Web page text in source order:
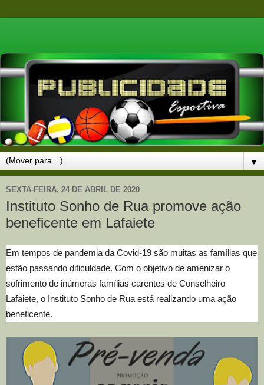
▼
SEXTA-FEIRA, 24 DE ABRIL DE 2020
Instituto Sonho de Rua promove ação
beneficente em Lafaiete
Em tempos de pandemia da Covid-19 são muitas as famílias que
estão passando dificuldade. Com o objetivo de amenizar o
sofrimento de inúmeras famílias carentes de Conselheiro
Lafaiete, o Instituto Sonho de Rua está realizando uma ação
beneficente.